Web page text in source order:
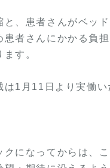
、患者さんがベッド
患者さんにかかる負
す。
は1月11日より実働い
クになってからは、